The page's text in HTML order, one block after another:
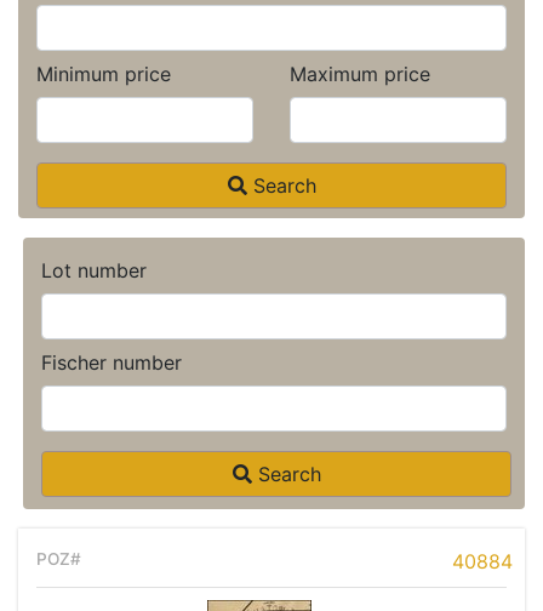
Minimum price Maximum price
Search
Lot number
Fischer number
Search
40884